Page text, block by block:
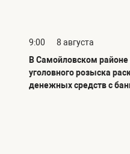
9:00
8 августа
В Самойловском районе
уголовного розыска
денежных средств с